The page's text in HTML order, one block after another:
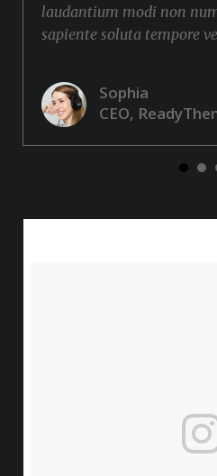
laudantium modi non
sapiente soluta tempore
Sophia
CEO,